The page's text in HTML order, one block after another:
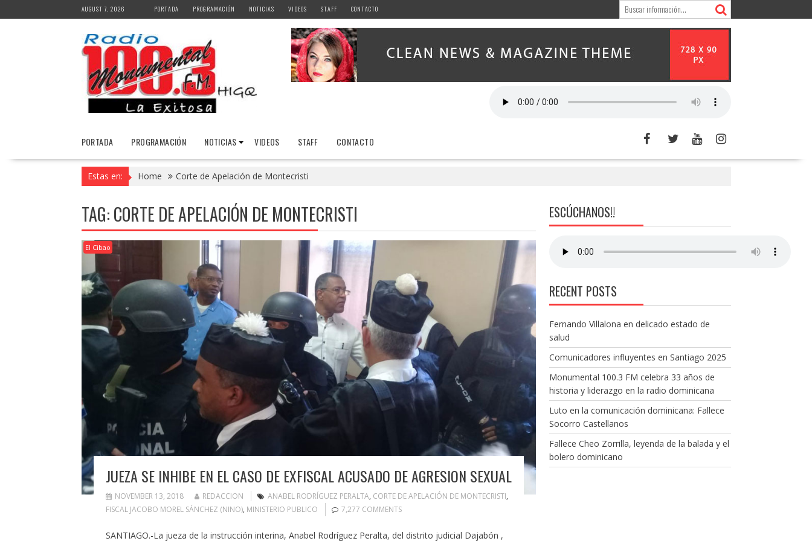
to
AUGUST 7, 2026 PORTADA PROGRAMACIÓN NOTICIAS VIDEOS STAFF CONTACTO
PORTADA PROGRAMACIÓN NOTICIAS VIDEOS STAFF CONTACTO
Estas en: Home Corte de Apelación de Montecristi
TAG:CORTE DE APELACIÓN DE MONTECRISTI
El Cibao
JUEZA SE INHIBE EN EL CASO DE EXFISCAL ACUSADO DE AGRESION SEXUAL
NOVEMBER 13, 2018 REDACCION ANABEL RODRÍGUEZ PERALTA, CORTE DE APELACIÓN DE MONTECRISTI,
FISCAL JACOBO MOREL SÁNCHEZ (NINO), MINISTERIO PUBLICO 7,277 COMMENTS
SANTIAGO.-La jueza de la instrucción interina, Anabel Rodríguez Peralta, del distrito judicial Dajabón ,
ESCÚCHANOS!!
RECENT POSTS
Fernando Villalona en delicado estado de
salud
Comunicadores influyentes en Santiago 2025
Monumental 100.3 FM celebra 33 años de
historia y liderazgo en la radio dominicana
Luto en la comunicación dominicana: Fallece
Socorro Castellanos
Fallece Cheo Zorrilla, leyenda de la balada y el
bolero dominicano